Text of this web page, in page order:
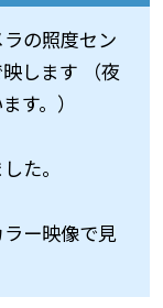
の照度セン
します （夜
す。）
た。
ー映像で見